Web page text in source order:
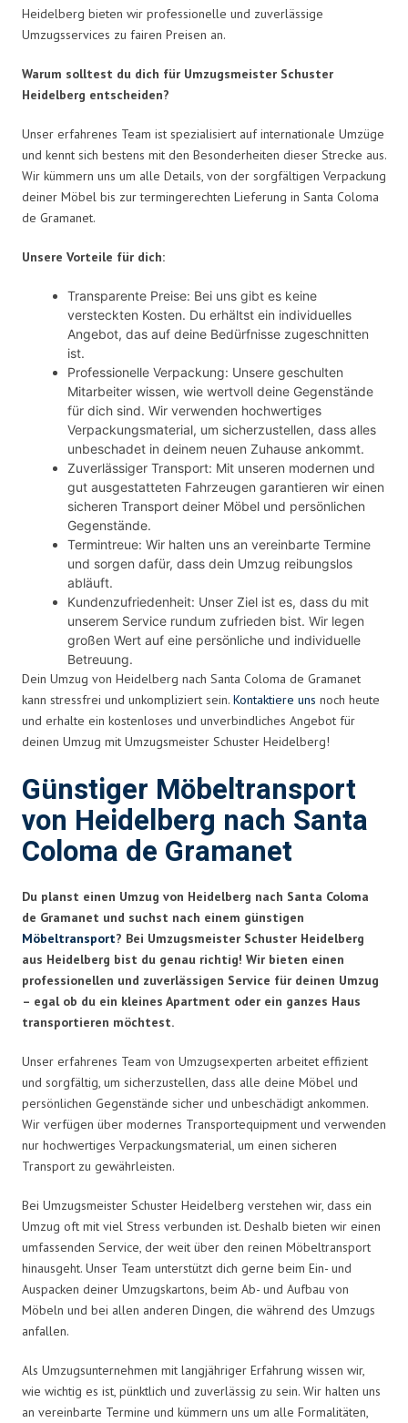
Heidelberg bieten wir professionelle und zuverlässige
Umzugsservices zu fairen Preisen an.
Warum solltest du dich für Umzugsmeister Schuster
Heidelberg entscheiden?
Unser erfahrenes Team ist spezialisiert auf internationale Umzüge
und kennt sich bestens mit den Besonderheiten dieser Strecke aus.
Wir kümmern uns um alle Details, von der sorgfältigen Verpackung
deiner Möbel bis zur termingerechten Lieferung in Santa Coloma
de Gramanet.
Unsere Vorteile für dich:
Transparente Preise: Bei uns gibt es keine
versteckten Kosten. Du erhältst ein individuelles
Angebot, das auf deine Bedürfnisse zugeschnitten
ist.
Professionelle Verpackung: Unsere geschulten
Mitarbeiter wissen, wie wertvoll deine Gegenstände
für dich sind. Wir verwenden hochwertiges
Verpackungsmaterial, um sicherzustellen, dass alles
unbeschadet in deinem neuen Zuhause ankommt.
Zuverlässiger Transport: Mit unseren modernen und
gut ausgestatteten Fahrzeugen garantieren wir einen
sicheren Transport deiner Möbel und persönlichen
Gegenstände.
Termintreue: Wir halten uns an vereinbarte Termine
und sorgen dafür, dass dein Umzug reibungslos
abläuft.
Kundenzufriedenheit: Unser Ziel ist es, dass du mit
unserem Service rundum zufrieden bist. Wir legen
großen Wert auf eine persönliche und individuelle
Betreuung.
Dein Umzug von Heidelberg nach Santa Coloma de Gramanet
kann stressfrei und unkompliziert sein. Kontaktiere uns noch heute
und erhalte ein kostenloses und unverbindliches Angebot für
deinen Umzug mit Umzugsmeister Schuster Heidelberg!
Günstiger Möbeltransport
von Heidelberg nach Santa
Coloma de Gramanet
Du planst einen Umzug von Heidelberg nach Santa Coloma
de Gramanet und suchst nach einem günstigen
Möbeltransport? Bei Umzugsmeister Schuster Heidelberg
aus Heidelberg bist du genau richtig! Wir bieten einen
professionellen und zuverlässigen Service für deinen Umzug
– egal ob du ein kleines Apartment oder ein ganzes Haus
transportieren möchtest.
Unser erfahrenes Team von Umzugsexperten arbeitet effizient
und sorgfältig, um sicherzustellen, dass alle deine Möbel und
persönlichen Gegenstände sicher und unbeschädigt ankommen.
Wir verfügen über modernes Transportequipment und verwenden
nur hochwertiges Verpackungsmaterial, um einen sicheren
Transport zu gewährleisten.
Bei Umzugsmeister Schuster Heidelberg verstehen wir, dass ein
Umzug oft mit viel Stress verbunden ist. Deshalb bieten wir einen
umfassenden Service, der weit über den reinen Möbeltransport
hinausgeht. Unser Team unterstützt dich gerne beim Ein- und
Auspacken deiner Umzugskartons, beim Ab- und Aufbau von
Möbeln und bei allen anderen Dingen, die während des Umzugs
anfallen.
Als Umzugsunternehmen mit langjähriger Erfahrung wissen wir,
wie wichtig es ist, pünktlich und zuverlässig zu sein. Wir halten uns
an vereinbarte Termine und kümmern uns um alle Formalitäten,